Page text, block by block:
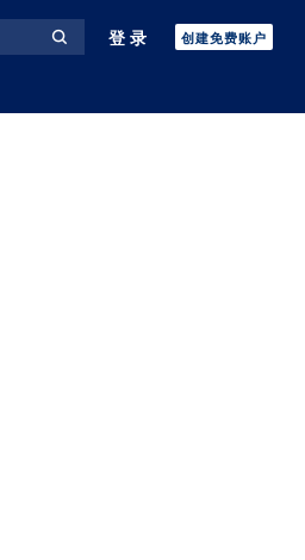
登录 创建免费账户